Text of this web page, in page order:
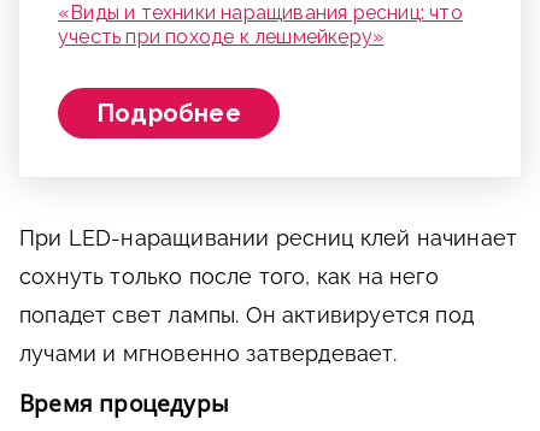
«Виды и техники наращивания ресниц: что
учесть при походе к лешмейкеру»
Подробнее
При LED-наращивании ресниц клей начинает
сохнуть только после того, как на него
попадет свет лампы. Он активируется под
лучами и мгновенно затвердевает.
Время процедуры